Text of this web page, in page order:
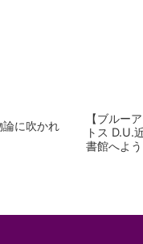
論に吹かれ
【ブルー
トス D.U.
書館へよう